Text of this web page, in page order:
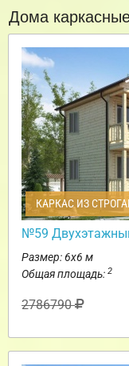
Дома
КАРКАС ИЗ
№59
Размер: 6х6 м
Общая площадь: 2
2786790